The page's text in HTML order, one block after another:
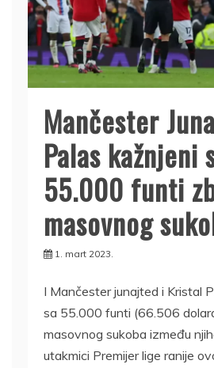
Mančester
Palas kažnjeni
55.000 funti
masovnog
1. mart 2023.
I Mančester junajted i Kristal
sa 55.000 funti (66.506
masovnog sukoba između
utakmici Premijer lige ranije